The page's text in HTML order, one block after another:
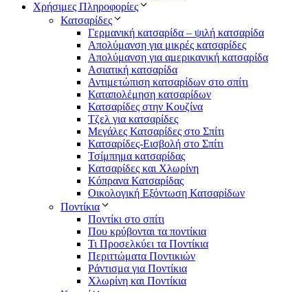
Χρήσιμες Πληροφορίες
Κατσαρίδες
Γερμανική κατσαρίδα – ψιλή κατσαρίδα
Απολύμανση για μικρές κατσαρίδες
Απολύμανση για αμερικανική κατσαρίδα
Ασιατική κατσαρίδα
Αντιμετώπιση κατσαρίδων στο σπίτι
Καταπολέμηση κατσαρίδων
Κατσαρίδες στην Κουζίνα
Τζελ για κατσαρίδες
Μεγάλες Κατσαρίδες στο Σπίτι
Κατσαρίδες-Εισβολή στο Σπίτι
Τσίμπημα κατσαρίδας
Κατσαρίδες και Χλωρίνη
Κόπρανα Κατσαρίδας
Οικολογική Εξόντωση Κατσαρίδων
Ποντίκια
Ποντίκι στο σπίτι
Που κρύβονται τα ποντίκια
Τι Προσελκύει τα Ποντίκια
Περιττώματα Ποντικιών
Ράντισμα για Ποντίκια
Χλωρίνη και Ποντίκια